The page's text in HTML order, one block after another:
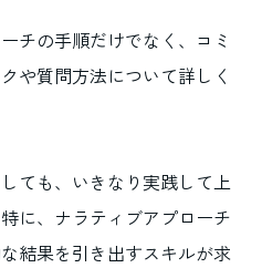
チの手順だけでなく、コミ
や質問方法について詳しく
ても、いきなり実践して上
に、ナラティブアプローチ
結果を引き出すスキルが求